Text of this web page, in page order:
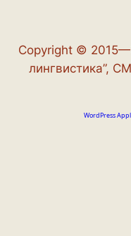
Copyright ©
лингвистика”,
WordPress